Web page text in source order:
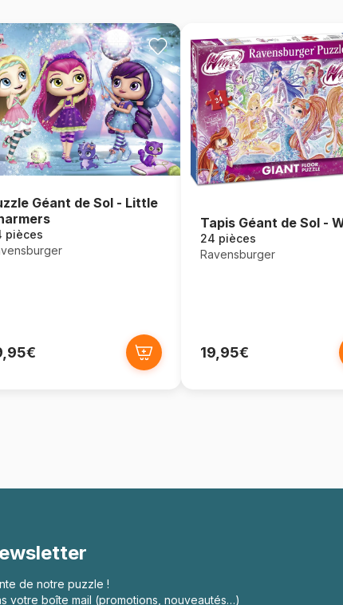
Géant de Sol - Little
pièces
Tapis Géant de Sol -
24 pièces
Ravensburger
19,95€
de notre puzzle !
votre boîte mail (promotions, nouveautés…)